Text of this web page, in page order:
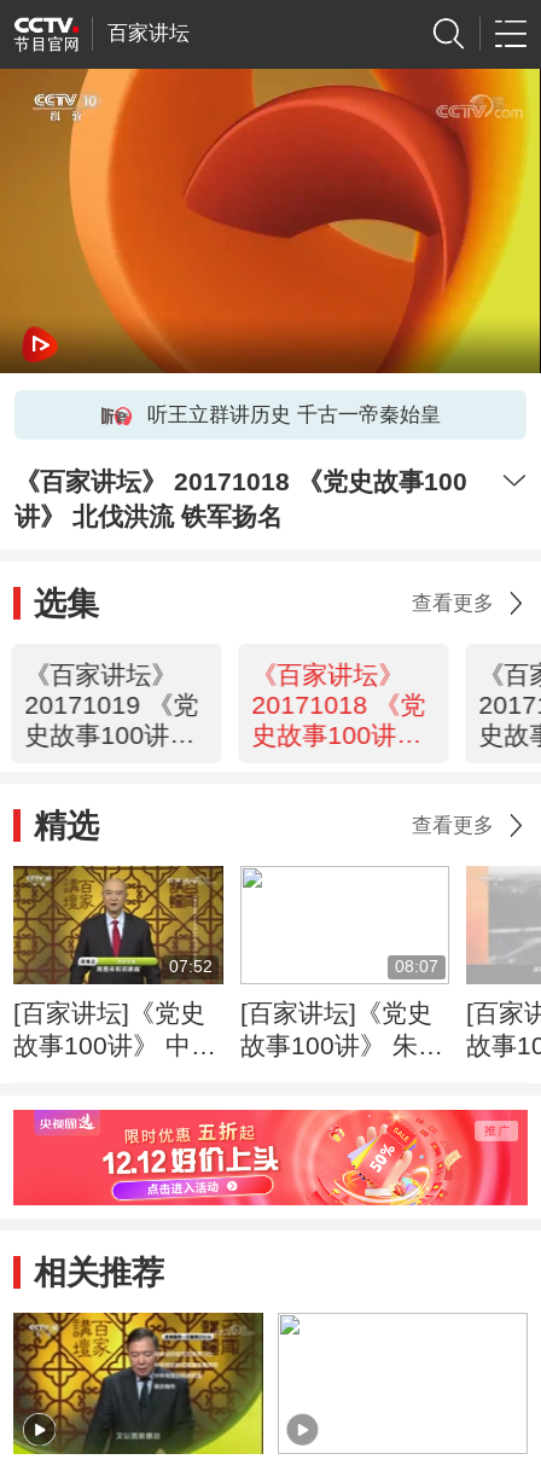
百家讲坛
听王立群讲历史 千古一帝秦始皇
《百家讲坛》 20171018 《党史故事100
讲》 北伐洪流 铁军扬名
选集 查看更多
《百家讲坛》
20171019 《党
史故事100讲》
《百家讲坛》
20171018 《党
史故事100讲》
《
史故
精选 查看更多
07:52
[百家讲坛]《党史
故事100讲》 中共
线旅途和安全问题
08:07
[百家讲坛]《党史
故事100讲》 朱毛
河坝分兵
[百家
故事
德部
相关推荐